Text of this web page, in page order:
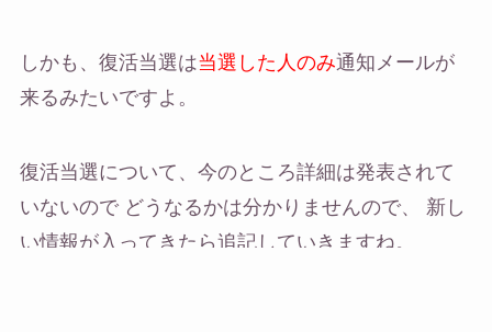
しかも、復活当選は当選した人のみ通知メールが
来るみたいですよ。
復活当選について、今のところ詳細は発表されて
いないので どうなるかは分かりませんので、 新し
い情報が入ってきたら追記していきますね。